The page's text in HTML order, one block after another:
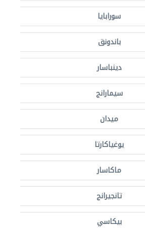
سورابايا
باندونق
دينباسار
سيمارانج
ميدان
يوغياكارتا
ماكاسار
تانجيرانج
بيكاسي